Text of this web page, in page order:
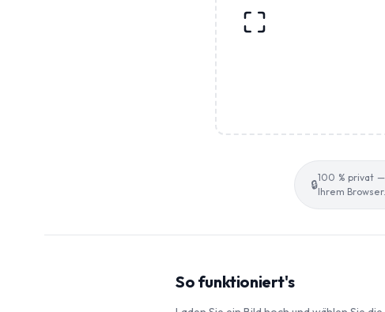
🔒100 % privat
Ihrem Browser.
So funktioniert's